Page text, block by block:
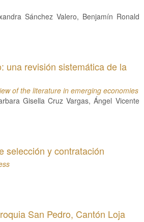
Sánchez Valero, Benjamín Ronald
una revisión sistemática de la
of the literature in emerging economies
Gisella Cruz Vargas, Ángel Vicente
selección y contratación
San Pedro, Cantón Loja